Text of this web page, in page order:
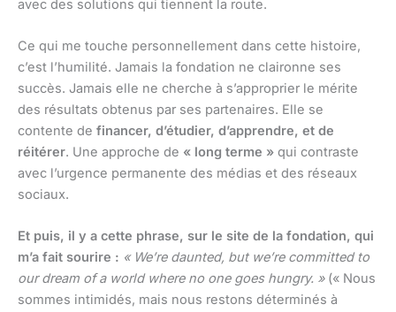
avec des solutions qui tiennent la route.
Ce qui me touche personnellement dans cette histoire,
c’est l’humilité. Jamais la fondation ne claironne ses
succès. Jamais elle ne cherche à s’approprier le mérite
des résultats obtenus par ses partenaires. Elle se
contente de financer, d’étudier, d’apprendre, et de
réitérer. Une approche de « long terme » qui contraste
avec l’urgence permanente des médias et des réseaux
sociaux.
Et puis, il y a cette phrase, sur le site de la fondation, qui
m’a fait sourire : « We’re daunted, but we’re committed to
our dream of a world where no one goes hungry. »(« Nous
sommes intimidés, mais nous restons déterminés à